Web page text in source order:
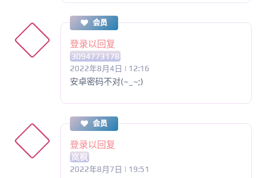
会员
登录以回复
3094773178
2022年8月4日 | 12:16
安卓密码不对(~_~;)
会员
登录以回复
岚枫
2022年8月7日 | 19:51